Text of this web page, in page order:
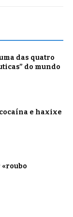
das quatro
do mundo
e haxixe